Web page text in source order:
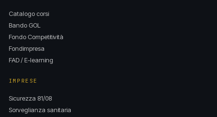
Catalogo corsi
Bando GOL
Fondo Competitività
Fondimpresa
FAD / E-learning
IMPRESE
Sicurezza 81/08
Sorveglianza sanitaria